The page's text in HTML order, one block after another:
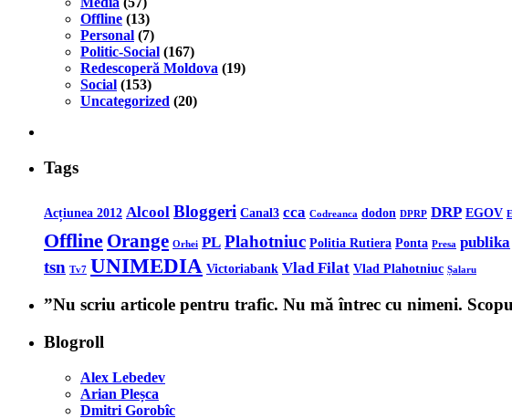
Offline (13)
Personal (7)
Politic-Social (167)
Redescoperă Moldova (19)
Social (153)
Uncategorized (20)
Tags
Acțiunea 2012 Alcool Bloggeri Canal3 cca Codreanca dodon DPRP DRP EGOV
Offline Orange Orhei PL Plahotniuc Politia Rutiera Ponta Presa publika
tsn Tv7 UNIMEDIA Victoriabank Vlad Filat Vlad Plahotniuc Șalaru
”Nu scriu articole pentru trafic. Nu mă întrec cu nimeni.
Blogroll
Alex Lebedev
Arian Pleșca
Dmitri Gorobîc